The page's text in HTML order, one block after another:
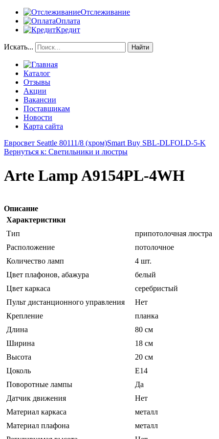
Отслеживание
Оплата
Кредит
Искать... Найти
Каталог
Отзывы
Акции
Вакансии
Поставщикам
Новости
Карта сайта
Евросвет Seattle 80111/8 (хром)Smart Buy SBL-DLFOLD-5-K
Вернуться к: Светильники и люстры
Arte Lamp A9154PL-4WH
Описание
Характеристики
Тип
припотолочная люстра
Расположение
потолочное
Количество ламп
4 шт.
Цвет плафонов, абажура
белый
Цвет каркаса
серебристый
Пульт дистанционного управления
Нет
Крепление
планка
Длина
80 см
Ширина
18 см
Высота
20 см
Цоколь
E14
Поворотные лампы
Да
Датчик движения
Нет
Материал каркаса
металл
Материал плафона
металл